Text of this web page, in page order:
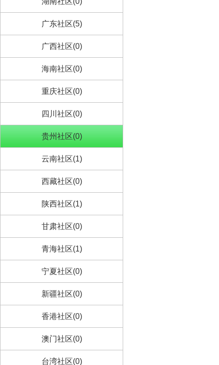
广东社区(5)
广西社区(0)
海南社区(0)
重庆社区(0)
四川社区(0)
贵州社区(0)
云南社区(1)
西藏社区(0)
陕西社区(1)
甘肃社区(0)
青海社区(1)
宁夏社区(0)
新疆社区(0)
香港社区(0)
澳门社区(0)
台湾社区(0)